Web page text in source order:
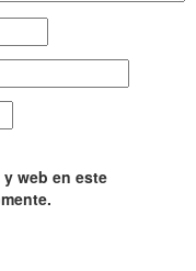
web en este